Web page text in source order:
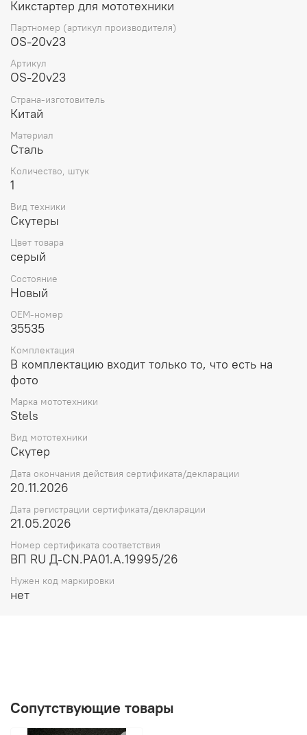
запасной способ запуска мотоцикла, снимая
зависимость от электрооборудования, и может быть
полезен в ситуациях, когда мотоцикл находится вдали
от доступных источников электроэнергии или в
условиях экстремальных температур. Таким образом,
Кикстартер для мотоцикла является важным
удобный способ запуска двигателя в случаях, когда
электрический стартер недоступен или неисправен.
Кикстартер для мототехники
Партномер (артикул производителя)
OS-20v23
Артикул
OS-20v23
Страна-изготовитель
Китай
Материал
Сталь
Количество, штук
1
Вид техники
Скутеры
Цвет товара
серый
Состояние
Новый
OEM-номер
35535
Комплектация
В комплектацию входит только то, что есть на
фото
Марка мототехники
Stels
Вид мототехники
Скутер
Дата окончания действия сертификата/декларации
20.11.2026
Дата регистрации сертификата/декларации
21.05.2026
Номер сертификата соответствия
ВП RU Д-CN.РА01.А.19995/26
Нужен код маркировки
нет
Сопутствующие товары